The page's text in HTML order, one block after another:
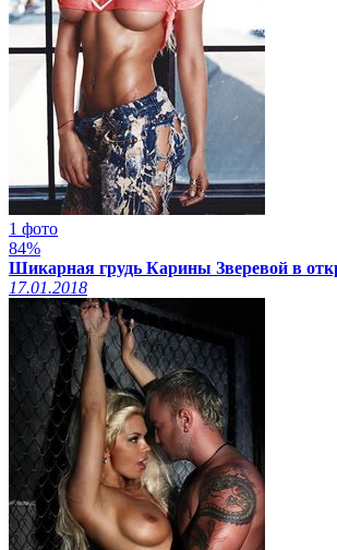
1 фото
84%
Шикарная грудь Карины Зверевой в
17.01.2018